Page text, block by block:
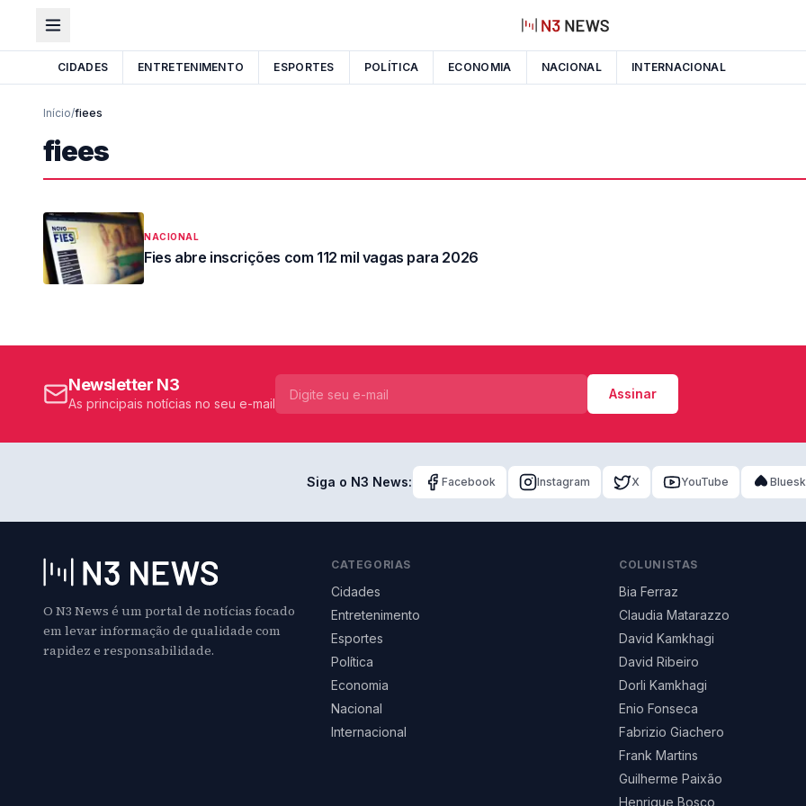
CIDADES ENTRETENIMENTO ESPORTES POLÍTICA ECONOMIA NACIONAL INTERNACIONAL
Início/fiees
fiees
NACIONAL
Fies abre inscrições com 112 mil vagas para 2026
Newsletter N3
As principais notícias no seu e-mail
Assinar
Siga o N3 News: Facebook Instagram X YouTube
O N3 News é um portal de notícias focado
em levar informação de qualidade com
rapidez e responsabilidade.
CATEGORIAS
Cidades
Entretenimento
Esportes
Política
Economia
Nacional
Internacional
COLUNISTAS
Bia Ferraz
Claudia Matarazzo
David Kamkhagi
David Ribeiro
Dorli Kamkhagi
Enio Fonseca
Fabrizio Giachero
Frank Martins
Guilherme Paixão
Henrique Bosco